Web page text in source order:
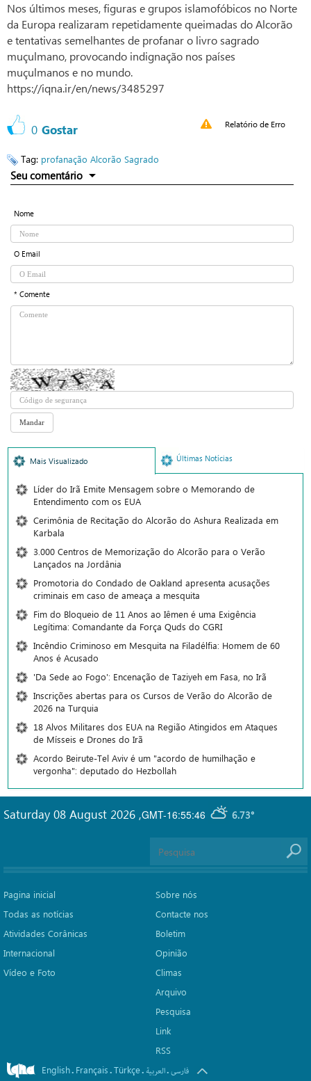
Nos últimos meses, figuras e grupos islamofóbicos no Norte
da Europa realizaram repetidamente queimadas do Alcorão
e tentativas semelhantes de profanar o livro sagrado
muçulmano, provocando indignação nos países
muçulmanos e no mundo.
https://iqna.ir/en/news/3485297
0 Gostar Relatório de Erro
Tag: profanação Alcorão Sagrado
Seu comentário
Nome
O Email
* Comente
Mais Visualizado Últimas Notícias
Líder do Irã Emite Mensagem sobre o Memorando de
Entendimento com os EUA
Cerimônia de Recitação do Alcorão do Ashura Realizada em
Karbala
3.000 Centros de Memorização do Alcorão para o Verão
Lançados na Jordânia
Promotoria do Condado de Oakland apresenta acusações
criminais em caso de ameaça a mesquita
Fim do Bloqueio de 11 Anos ao Iêmen é uma Exigência
Legítima: Comandante da Força Quds do CGRI
Incêndio Criminoso em Mesquita na Filadélfia: Homem de 60
Anos é Acusado
'Da Sede ao Fogo': Encenação de Taziyeh em Fasa, no Irã
Inscrições abertas para os Cursos de Verão do Alcorão de
2026 na Turquia
18 Alvos Militares dos EUA na Região Atingidos em Ataques
de Mísseis e Drones do Irã
Acordo Beirute-Tel Aviv é um "acordo de humilhação e
vergonha": deputado do Hezbollah
GMT-16:55:46 6.73°
Saturday 08 August 2026 ,
Pagina inicial
Todas as notícias
Atividades Corânicas
Internacional
Vídeo e Foto
Sobre nós
Contacte nos
Boletim
Opinião
Climas
Arquivo
Pesquisa
Link
RSS
English. Français.Türkçe. العربیة.فارسی